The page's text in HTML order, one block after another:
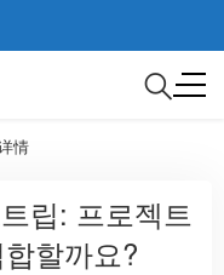
情
립: 프로젝트
할까요?